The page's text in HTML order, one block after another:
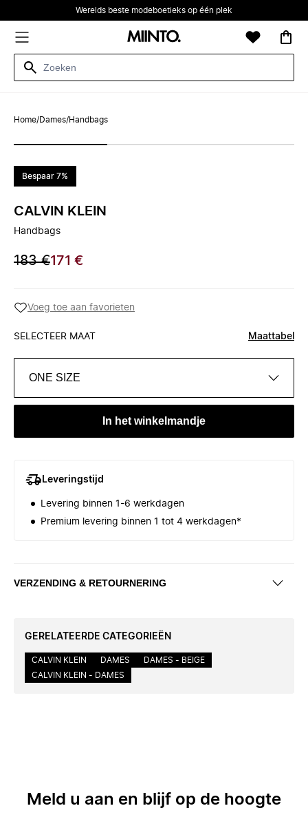
Werelds beste modeboetieks op één plek
Home/Dames/Handbags
Bespaar 7%
CALVIN KLEIN
Handbags
183 €171 €
Voeg toe aan favorieten
SELECTEER MAAT Maattabel
ONE SIZE
In het winkelmandje
Leveringstijd
Levering binnen 1-6 werkdagen
Premium levering binnen 1 tot 4 werkdagen*
VERZENDING & RETOURNERING
GERELATEERDE CATEGORIEËN
CALVIN KLEIN DAMES
DAMES - BEIGE
CALVIN KLEIN - DAMES
Meld u aan en blijf op de hoogte